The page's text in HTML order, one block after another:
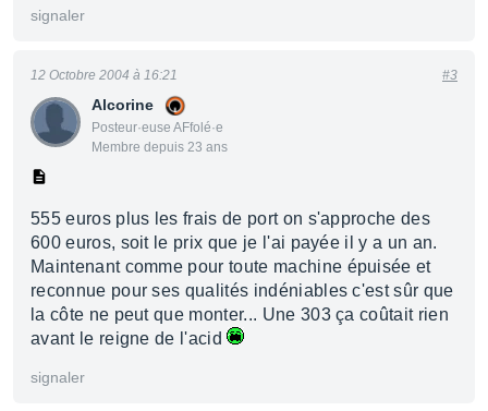
signaler
Alcorine
Posteur·euse AFfolé·e
Membre depuis 23 ans
12 Octobre 2004 à 16:21 #3
555 euros plus les frais de port on s'approche des
600 euros, soit le prix que je l'ai payée il y a un an.
Maintenant comme pour toute machine épuisée et
reconnue pour ses qualités indéniables c'est sûr que
la côte ne peut que monter... Une 303 ça coûtait rien
avant le reigne de l'acid
signaler